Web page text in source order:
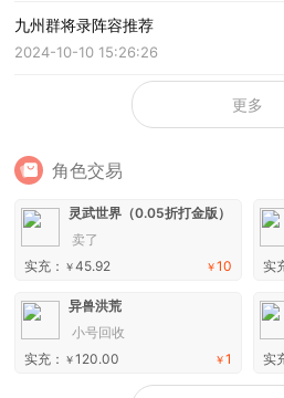
九州群将录阵容推荐
2024-10-10 15:26:26
更多
角色交易
灵武世界（0.05折打金版）
卖了
￥10
实充： ￥45.92 实
异兽洪荒
小号回收
￥1
实充： ￥120.00 实